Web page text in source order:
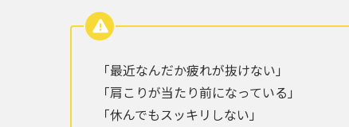
「最近なんだか疲れが抜けない」
「肩こりが当たり前になっている」
「休んでもスッキリしない」